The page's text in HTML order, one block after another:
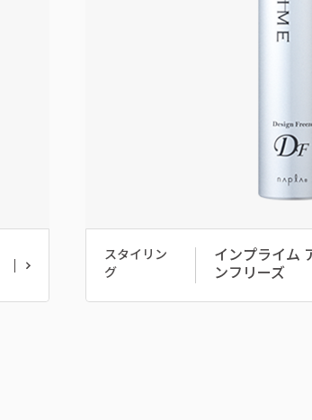
スタイリン
グ
インプライム
ンフリーズ